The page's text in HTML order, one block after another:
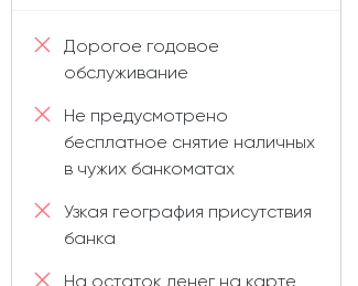
Дорогое годовое
обслуживание
Не предусмотрено
бесплатное снятие наличных
в чужих банкоматах
Узкая география присутствия
банка
На остаток денег на карте